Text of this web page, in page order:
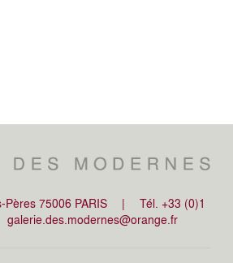
Pères 75006 PARIS |
Tél. +33 (0)1
galerie.des.modernes@orange.fr